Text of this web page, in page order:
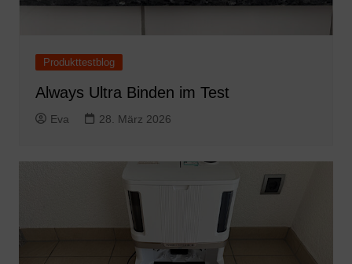
Produkttestblog
Always Ultra Binden im Test
Eva 28. März 2026